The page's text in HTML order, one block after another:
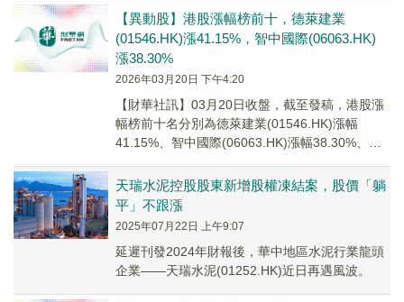
【異動股】港股漲幅榜前十，德萊建業
(01546.HK)漲41.15%，智中國際(06063.HK)
漲38.30%
2026年03月20日 下午4:20
【財華社訊】03月20日收盤，截至發稿，港股漲
幅榜前十名分別為德萊建業(01546.HK)漲幅
41.15%、智中國際(06063.HK)漲幅38.30%、卓
天瑞水泥控股股東新增股權凍結案，股價「躺
平」不跟漲
2025年07月22日 上午9:07
延遲刊發2024年財報後，華中地區水泥行業龍頭
企業——天瑞水泥(01252.HK)近日再遇風波。